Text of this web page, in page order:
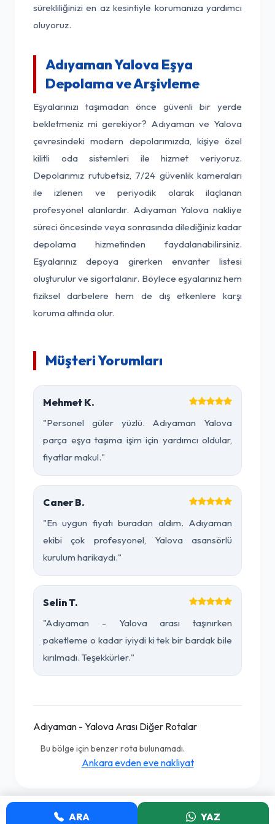
sürekliliğinizi en az kesintiyle korumanıza yardımcı
oluyoruz.
Adıyaman Yalova Eşya
Depolama ve Arşivleme
Eşyalarınızı taşımadan önce güvenli bir yerde
bekletmeniz mi gerekiyor? Adıyaman ve Yalova
çevresindeki modern depolarımızda, kişiye özel
kilitli oda sistemleri ile hizmet veriyoruz.
Depolarımız rutubetsiz, 7/24 güvenlik kameraları
ile izlenen ve periyodik olarak ilaçlanan
profesyonel alanlardır. Adıyaman Yalova nakliye
süreci öncesinde veya sonrasında dilediğiniz kadar
depolama hizmetinden faydalanabilirsiniz.
Eşyalarınız depoya girerken envanter listesi
oluşturulur ve sigortalanır. Böylece eşyalarınız hem
fiziksel darbelere hem de dış etkenlere karşı
koruma altında olur.
Müşteri Yorumları
Mehmet K.
"Personel güler yüzlü. Adıyaman Yalova
parça eşya taşıma işim için yardımcı oldular,
fiyatlar makul."
Caner B.
"En uygun fiyatı buradan aldım. Adıyaman
ekibi çok profesyonel, Yalova asansörlü
kurulum harikaydı."
Selin T.
"Adıyaman - Yalova arası taşınırken
paketleme o kadar iyiydi ki tek bir bardak bile
kırılmadı. Teşekkürler."
Adıyaman - Yalova Arası Diğer Rotalar
Bu bölge için benzer rota bulunamadı.
Ankara evden eve nakliyat
ARA YAZ